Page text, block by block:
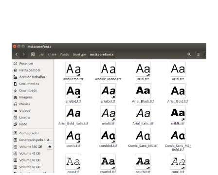
que contém essas fontes. Ao instalar o GNU/Linux abra o
terminal e execute o comando: $ sudo apt-get install ttf-
mscorefonts-installer Leia os termos de uso e avance
clicando em “Ok” Agora aceite os termos de uso clicando
em “Sim” Pronto agora abra o LibreOffice e veja se as
fontes Times New Roman, Arial estão instaladas. Caso
ocorra algum erro ou precisa reinstalar, execute: $ sudo
apt-get install --reinstall ttf-mscorefonts-installer